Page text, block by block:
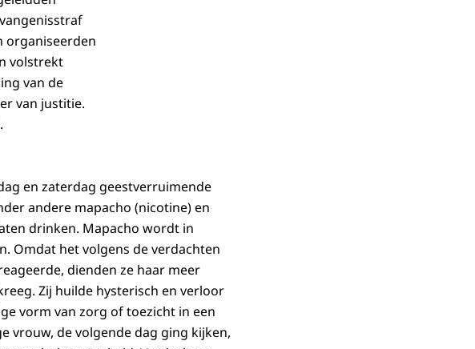
organiseerden
volstrekt
van de
van justitie.
en zaterdag geestverruimende
andere mapacho (nicotine) en
drinken. Mapacho wordt in
Omdat het volgens de verdachten
dienden ze haar meer
Zij huilde hysterisch en verloor
vorm van zorg of toezicht in een
vrouw, de volgende dag ging kijken,